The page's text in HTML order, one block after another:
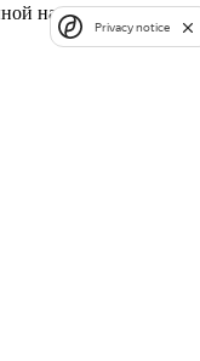
на сайтах
Privacy notice